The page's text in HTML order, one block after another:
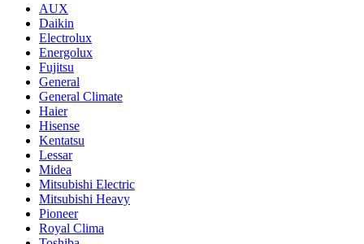
AUX
Daikin
Electrolux
Energolux
Fujitsu
General
General Climate
Haier
Hisense
Kentatsu
Lessar
Midea
Mitsubishi Electric
Mitsubishi Heavy
Pioneer
Royal Clima